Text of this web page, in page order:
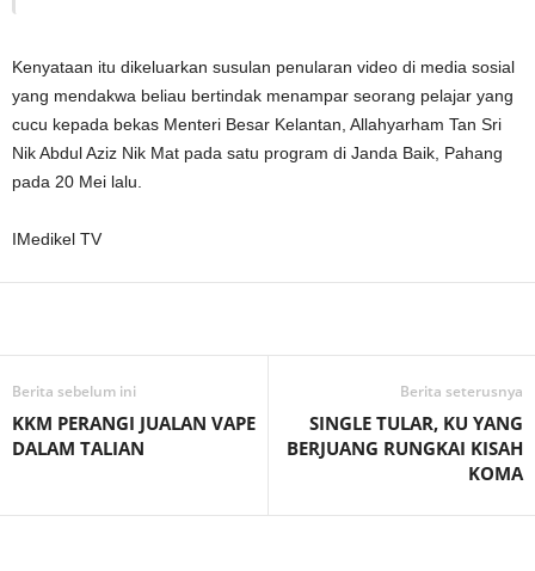
Kenyataan itu dikeluarkan susulan penularan video di media sosial
yang mendakwa beliau bertindak menampar seorang pelajar yang
cucu kepada bekas Menteri Besar Kelantan, Allahyarham Tan Sri
Nik Abdul Aziz Nik Mat pada satu program di Janda Baik, Pahang
pada 20 Mei lalu.
IMedikel TV
Berita sebelum ini
KKM PERANGI JUALAN VAPE
DALAM TALIAN
Berita seterusnya
SINGLE TULAR, KU YANG
BERJUANG RUNGKAI KISAH
KOMA